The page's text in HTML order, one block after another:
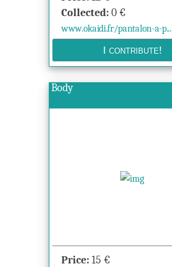
Collected: 0 €
www.okaidi.fr/pantalon-a-p...
Body
Price: 15 €